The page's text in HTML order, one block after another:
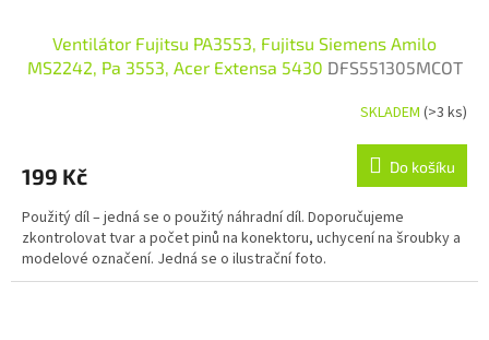
Ventilátor Fujitsu PA3553, Fujitsu Siemens Amilo
MS2242, Pa 3553, Acer Extensa 5430 DFS551305MCOT
SKLADEM (>3 ks)
199 Kč Do košíku
Použitý díl – jedná se o použitý náhradní díl. Doporučujeme
zkontrolovat tvar a počet pinů na konektoru, uchycení na šroubky a
modelové označení. Jedná se o ilustrační foto.